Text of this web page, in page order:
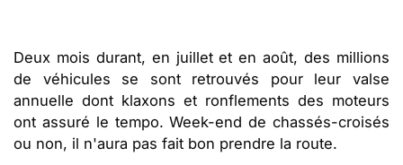
Deux mois durant, en juillet et en août, des millions
de véhicules se sont retrouvés pour leur valse
annuelle dont klaxons et ronflements des moteurs
ont assuré le tempo. Week-end de chassés-croisés
ou non, il n'aura pas fait bon prendre la route.